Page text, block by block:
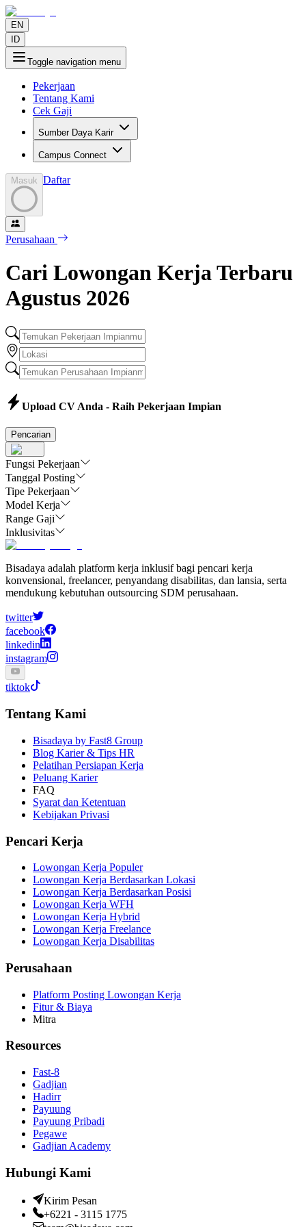
EN
ID
Toggle navigation menu
Pekerjaan
Tentang Kami
Cek Gaji
Sumber Daya Karir
Campus Connect
Masuk Daftar
Perusahaan
Cari Lowongan Kerja Terbaru
Agustus 2026
Upload CV Anda - Raih Pekerjaan Impian
Pencarian
Fungsi Pekerjaan
Tanggal Posting
Tipe Pekerjaan
Model Kerja
Range Gaji
Inklusivitas
Bisadaya adalah platform kerja inklusif bagi pencari kerja
konvensional, freelancer, penyandang disabilitas, dan lansia, serta
mendukung kebutuhan outsourcing SDM perusahaan.
twitter
facebook
linkedin
instagram
tiktok
Tentang Kami
Bisadaya by Fast8 Group
Blog Karier & Tips HR
Pelatihan Persiapan Kerja
Peluang Karier
FAQ
Syarat dan Ketentuan
Kebijakan Privasi
Pencari Kerja
Lowongan Kerja Populer
Lowongan Kerja Berdasarkan Lokasi
Lowongan Kerja Berdasarkan Posisi
Lowongan Kerja WFH
Lowongan Kerja Hybrid
Lowongan Kerja Freelance
Lowongan Kerja Disabilitas
Perusahaan
Platform Posting Lowongan Kerja
Fitur & Biaya
Mitra
Resources
Fast-8
Gadjian
Hadirr
Payuung
Payuung Pribadi
Pegawe
Gadjian Academy
Hubungi Kami
Kirim Pesan
+6221 - 3115 1775